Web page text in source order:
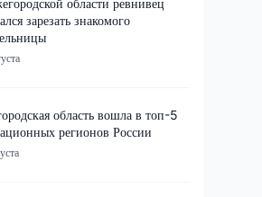
области ревнивец
зарезать знакомого
область вошла в топ-5
регионов России